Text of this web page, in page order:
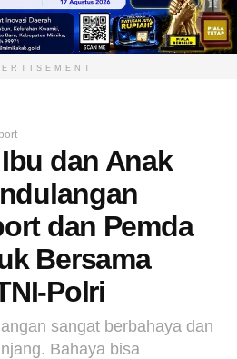
dan Anak
dan Pemda
Bersama
Polri
sangat berbahaya dan
Bahaya bisa